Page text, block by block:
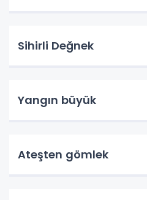
Sihirli Değnek
Yangın büyük
Ateşten gömlek